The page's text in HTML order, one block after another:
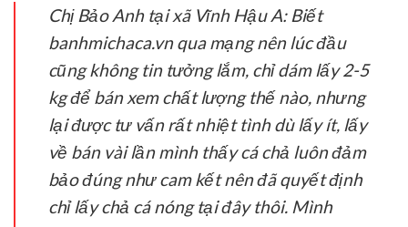
Chị Bảo Anh tại xã Vĩnh Hậu A:Biết
banhmichaca.vn qua mạng nên lúc đầu
cũng không tin tưởng lắm, chỉ dám lấy 2-5
kg để bán xem chất lượng thế nào, nhưng
lại được tư vấn rất nhiệt tình dù lấy ít, lấy
về bán vài lần mình thấy cá chả luôn đảm
bảo đúng như cam kết nên đã quyết định
chỉ lấy chả cá nóng tại đây thôi. Mình